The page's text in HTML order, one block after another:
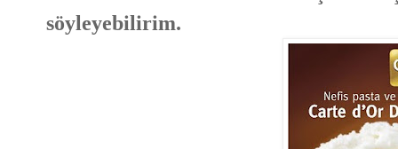
söyleyebilirim.